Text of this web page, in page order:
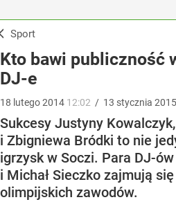
Sport
Kto bawi publiczność
DJ-e
18 lutego2014 12:02 / 13 stycznia 2015
Sukcesy Justyny
i Zbigniewa Bródki to nie
igrzysk w Soczi. Para DJ-
i Michał Sieczko zajmują
olimpijskich zawodów.